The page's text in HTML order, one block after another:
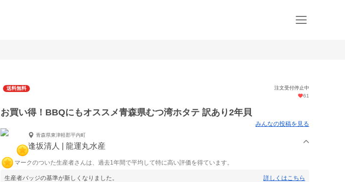
送料無料
注文受付停止中
61
お買い得！BBQにもオススメ青森県むつ湾ホタテ 訳あり2年貝
みんなの投稿を見る
青森県東津軽郡平内町
逢坂清人 | 龍運丸水産
マークのついた生産者さんは、過去1年間で平均して特に高い評価を得ています。
生産者バッジの基準が新しくなりました。 詳しくはこちら